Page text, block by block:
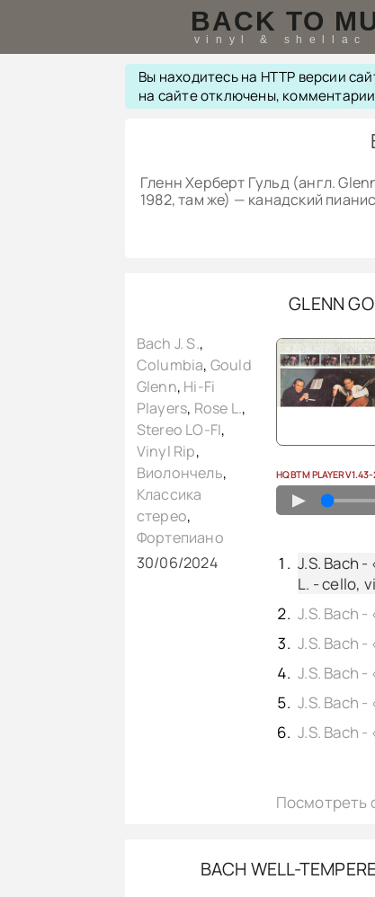
BACK TO
vinyl & shellac
Вы находитесь на HTTP версии
на сайте отключены,
Гленн Херберт Гульд (англ.
1982, там же) — канадский
GLENN
Bach J. S.,
Columbia, Gould
Glenn, Hi-Fi
Players, Rose L.,
Stereo LO-FI,
Vinyl Rip,
Виолончель,
Классика
стерео,
Фортепиано
30/06/2024
HQ BTM PLAYER
▲
J.S. Bach
L. - cello,
J.S. Bach
J.S. Bach
J.S. Bach
J.S. Bach
J.S.
Посмотреть
BACH WELL-